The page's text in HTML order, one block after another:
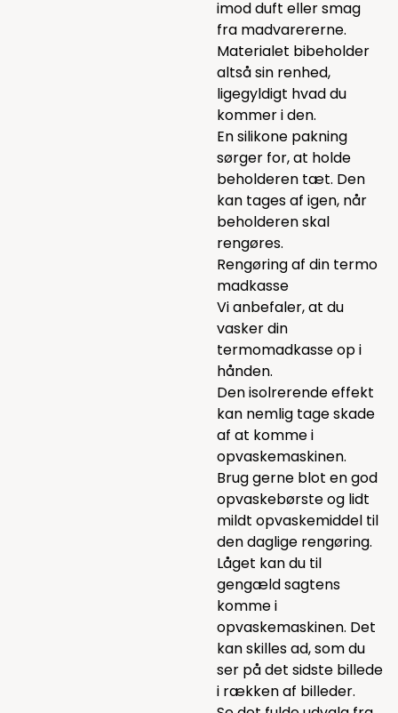
imod duft eller smag
fra madvarererne.
Materialet bibeholder
altså sin renhed,
ligegyldigt hvad du
kommer i den.
En silikone pakning
sørger for, at holde
beholderen tæt. Den
kan tages af igen, når
beholderen skal
rengøres.
Rengøring af din termo
madkasse
Vi anbefaler, at du
vasker din
termomadkasse op i
hånden.
Den isolrerende effekt
kan nemlig tage skade
af at komme i
opvaskemaskinen.
Brug gerne blot en god
opvaskebørsteog lidt
mildt opvaskemiddel til
den daglige rengøring.
Låget kan du til
gengæld sagtens
komme i
opvaskemaskinen. Det
kan skilles ad, som du
ser på det sidste billede
i rækken af billeder.